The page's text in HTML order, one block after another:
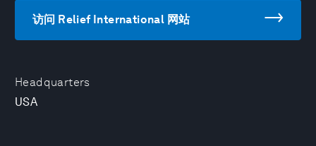
Headquarters
USA
访问 Relief International 网站